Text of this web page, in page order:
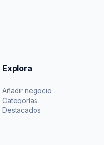
Explora
Añadir negocio
Categorías
Destacados